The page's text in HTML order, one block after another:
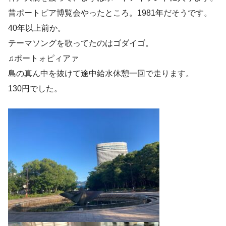
昔ポートピア博覧会やったところ。1981年だそうです。
40年以上前か。
テーマソングを歌ってたのはゴダイゴ。
♫ポートォピィアァ
島の真ん中を抜けて途中給水休憩一回で走ります。
130円でした。